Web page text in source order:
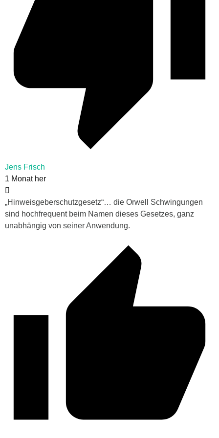
Jens Frisch
1 Monat her
„Hinweisgeberschutzgesetz“… die Orwell Schwingungen
sind hochfrequent beim Namen dieses Gesetzes, ganz
unabhängig von seiner Anwendung.